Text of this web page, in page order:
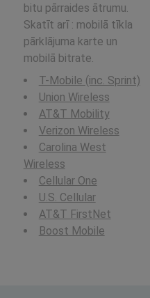
bitu pārraides ātrumu.
Skatīt arī : mobilā tīkla
pārklājuma karte un
mobilā bitrate.
T-Mobile (inc. Sprint)
Union Wireless
AT&T Mobility
Verizon Wireless
Carolina West
Wireless
Cellular One
U.S. Cellular
AT&T FirstNet
Boost Mobile